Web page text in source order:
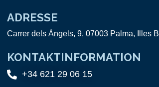
ADRESSE
Carrer dels Àngels, 9, 07003 Palma, Illes
KONTAKTINFORMATION
+34 621 29 06 15